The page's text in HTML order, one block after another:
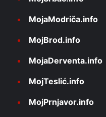
MojaModriča.info
MojBrod.info
MojaDerventa.info
MojTeslić.info
MojPrnjavor.info